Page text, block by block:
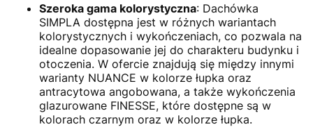
Szeroka gama kolorystyczna: Dachówka
SIMPLA dostępna jest w różnych wariantach
kolorystycznych i wykończeniach, co pozwala na
idealne dopasowanie jej do charakteru budynku i
otoczenia. W ofercie znajdują się między innymi
warianty NUANCE w kolorze łupka oraz
antracytowa angobowana, a także wykończenia
glazurowane FINESSE, które dostępne są w
kolorach czarnym oraz w kolorze łupka.